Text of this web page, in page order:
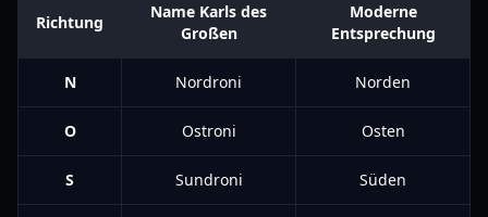
Richtung
Name Karls des
Großen
Moderne
Entsprechung
N Nordroni Norden
O Ostroni Osten
S Sundroni Süden